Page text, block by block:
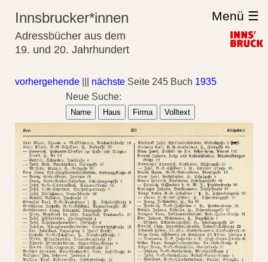
Innsbrucker*innen
Adressbücher aus dem
19. und 20. Jahrhundert
Menü ☰
vorhergehende nächste Seite 245 Buch 1935
Neue Suche:
Name Haus Firma Volltext